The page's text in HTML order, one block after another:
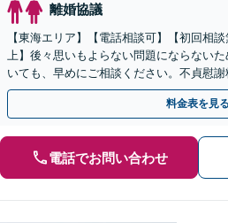
離婚協議
【東海エリア】【電話相談可】【初回相
上】後々思いもよらない問題にならない
いても、早めにご相談ください。不貞慰
V、モラハラなど【出張相談可】
料金表を見る
電話でお問い合わせ